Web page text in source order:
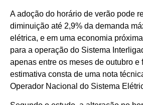
A adoção do horário de verão pode
diminuição até 2,9% da demanda
elétrica, e em uma economia
para a operação do Sistema
apenas entre os meses de outubro e
estimativa consta de uma nota
Operador Nacional do Sistema